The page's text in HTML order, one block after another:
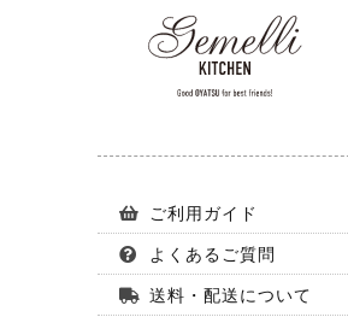
ご利用ガイド
よくあるご質問
送料・配送について